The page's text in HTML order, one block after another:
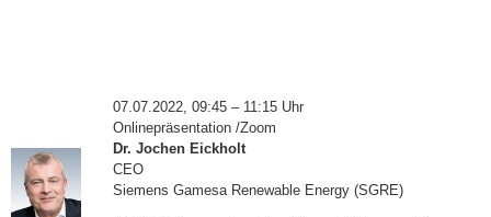
07.07.2022, 09:45 – 11:15 Uhr
Onlinepräsentation /Zoom
Dr. Jochen Eickholt
CEO
Siemens Gamesa Renewable Energy (SGRE)